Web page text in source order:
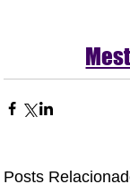
Posts